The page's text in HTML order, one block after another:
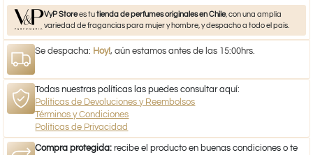
VyP Storees tutienda de perfumes originales en Chile, con una amplia
variedad de fragancias para mujer y hombre, y despacho a todo el país.
Se despacha: Hoy!, aún estamos antes de las 15:00hrs.
Todas nuestras políticas las puedes consultar aquí:
Políticas de Devoluciones y Reembolsos
Términos y Condiciones
Políticas de Privacidad
Compra protegida: recibe el producto en buenas condiciones o te